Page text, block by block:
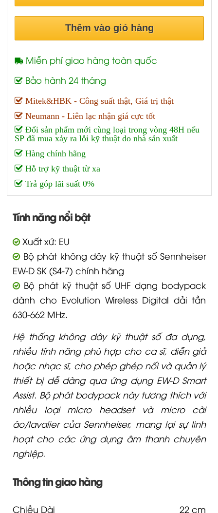
Thêm vào giỏ hàng
Bảo hành 24 tháng
Neumann - Liên lạc nhận giá cực tốt
Đổi sản phẩm mới cùng loại trong vòng 48H nếu
SP đã mua xảy ra lỗi kỹ thuật do nhà sản xuất
Hàng chính hãng
Hỗ trợ kỹ thuật từ xa
Trả góp lãi suất 0%
Bộ phát không dây kỹ thuật số Sennheiser
EW-D SK (S4-7) chính hãng
Bộ phát kỹ thuật số UHF dạng bodypack
dành cho Evolution Wireless Digital dải tần
630-662 MHz.
nhiều tính năng phù hợp cho ca sĩ, diễn giả
hoặc nhạc sĩ, cho phép ghép nối và quản lý
thiết bị dễ dàng qua ứng dụng EW-D Smart
Assist. Bộ phát bodypack này tương thích với
nhiều loại micro headset và micro cài
áo/lavalier của Sennheiser, mang lại sự linh
hoạt cho các ứng dụng âm thanh chuyên
nghiệp.